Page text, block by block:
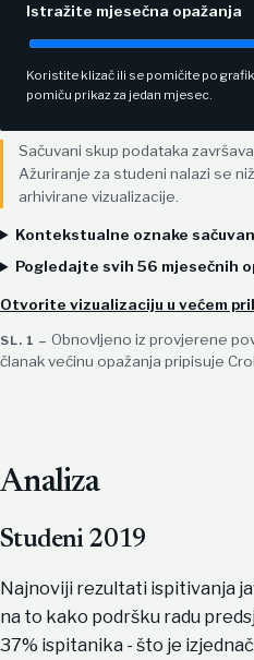
Istražite mjesečna opažanja
Koristite klizač ili se pomičite po
pomiču prikaz za jedan mjesec.
Sačuvani skup podataka
Ažuriranje za studeni nalazi se
arhivirane vizualizacije.
Kontekstualne oznake
Pogledajte svih 56 mjesečnih
Otvorite vizualizaciju u većem
Obnovljeno iz provjerene
članak većinu opažanja pripisuje
Analiza
Studeni 2019
Najnoviji rezultati ispitivanja
na to kako podršku radu
37% ispitanika - što je